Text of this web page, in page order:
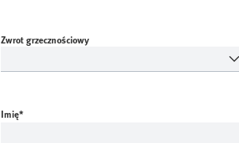
Zwrot grzecznościowy
Imię*